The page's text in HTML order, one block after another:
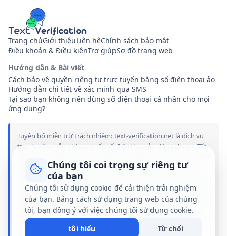
Trang chủGiới thiệuLiên hệChính sách bảo mật
Điều khoản & Điều kiệnTrợ giúpSơ đồ trang web
Hướng dẫn & Bài viết
Cách bảo vệ quyền riêng tư trực tuyến bằng số điện thoại ảo
Hướng dẫn chi tiết về xác minh qua SMS
Tại sao bạn không nên dùng số điện thoại cá nhân cho mọi
ứng dụng?
Tuyên bố miễn trừ trách nhiệm: text-verification.net là dịch vụ
trực tuyến miễn phí cung cấp số điện thoại ảo dùng chung. Tất
kỳ ai truy cập trang web này. Chúng tôi không liên kết, tài trợ
hoặc liên quan đến bất kỳ thương hiệu, ứng dụng hoặc dịch vụ
nào được đề cập trên trang web này. Việc sử dụng số công khai
của chúng tôi hoàn toàn do bạn tự chịu rủi ro. Chúng tôi không
chịu trách nhiệm hoặc nghĩa vụ pháp lý đối với bất kỳ thiệt hại,
đình chỉ tài khoản hoặc hậu quả pháp lý nào phát sinh từ việc sử
dụng dịch vụ của chúng tôi.
Chúng tôi coi trọng sự riêng tư
của bạn
Chúng tôi sử dụng cookie để cải thiện trải nghiệm
của bạn. Bằng cách sử dụng trang web của chúng
tôi, bạn đồng ý với việc chúng tôi sử dụng cookie.
tôi hiểu
Từ chối